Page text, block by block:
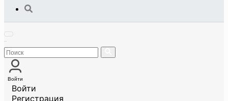
Войти
Войти
Регистрация